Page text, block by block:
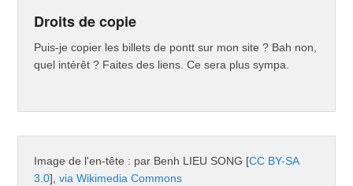
Droits de copie
Puis-je copier les billets de pontt sur mon site ? Bah non,
quel intérêt ? Faites des liens. Ce sera plus sympa.
Image de l'en-tête : par Benh LIEU SONG [CC BY-SA
3.0],via Wikimedia Commons